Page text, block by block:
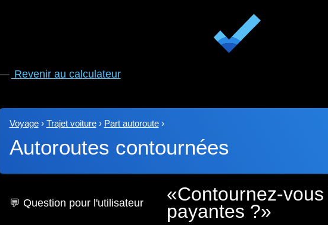
Revenir au calculateur
Voyage› Trajet voiture› Part autoroute›
Autoroutes contournées
💬 Question pour l'utilisateur
Contournez-
payantes ?